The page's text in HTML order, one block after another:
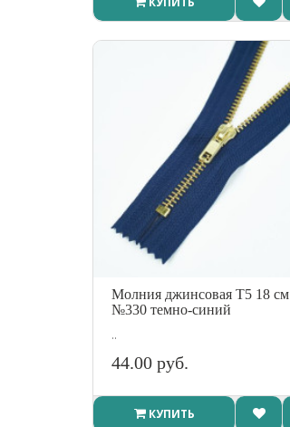
Молния джинсовая Т5 18 см
№330 темно-синий
..
44.00 руб.
КУПИТЬ